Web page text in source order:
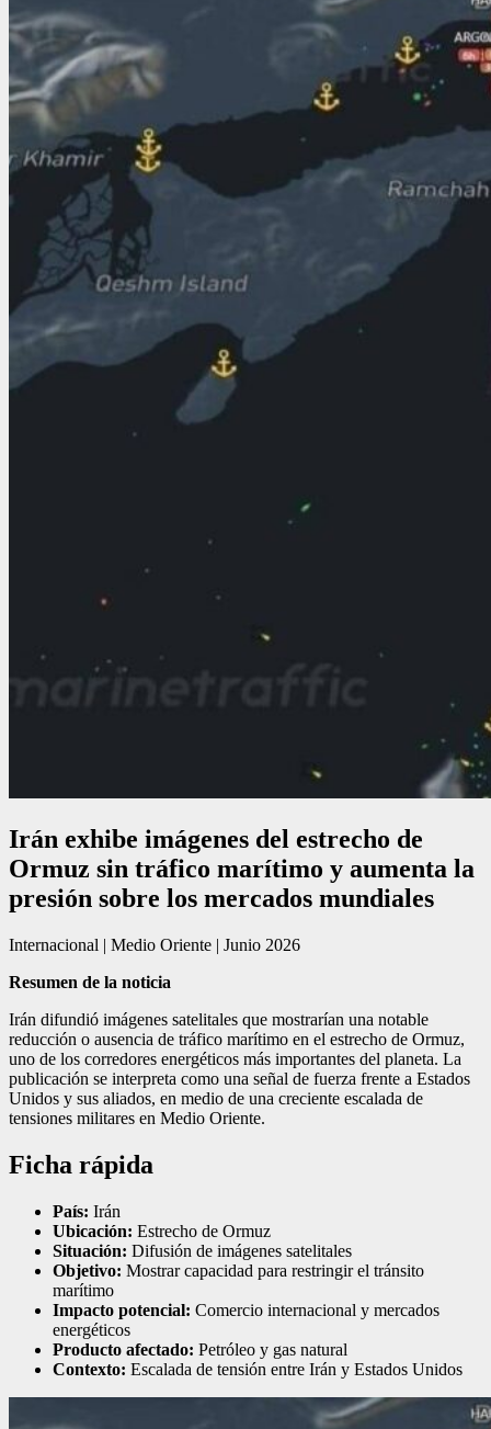
Irán exhibe imágenes del estrecho de
Ormuz sin tráfico marítimo y aumenta la
presión sobre los mercados mundiales
Internacional | Medio Oriente | Junio 2026
Resumen de la noticia
Irán difundió imágenes satelitales que mostrarían una notable
reducción o ausencia de tráfico marítimo en el estrecho de Ormuz,
uno de los corredores energéticos más importantes del planeta. La
publicación se interpreta como una señal de fuerza frente a Estados
Unidos y sus aliados, en medio de una creciente escalada de
tensiones militares en Medio Oriente.
Ficha rápida
País: Irán
Ubicación: Estrecho de Ormuz
Situación: Difusión de imágenes satelitales
Objetivo: Mostrar capacidad para restringir el tránsito
marítimo
Impacto potencial: Comercio internacional y mercados
energéticos
Producto afectado: Petróleo y gas natural
Contexto: Escalada de tensión entre Irán y Estados Unidos